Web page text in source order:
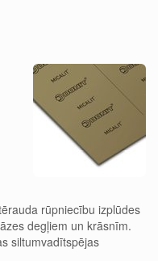
rūpniecību izplūdes
degļiem un krāsnīm.
siltumvadītspējas